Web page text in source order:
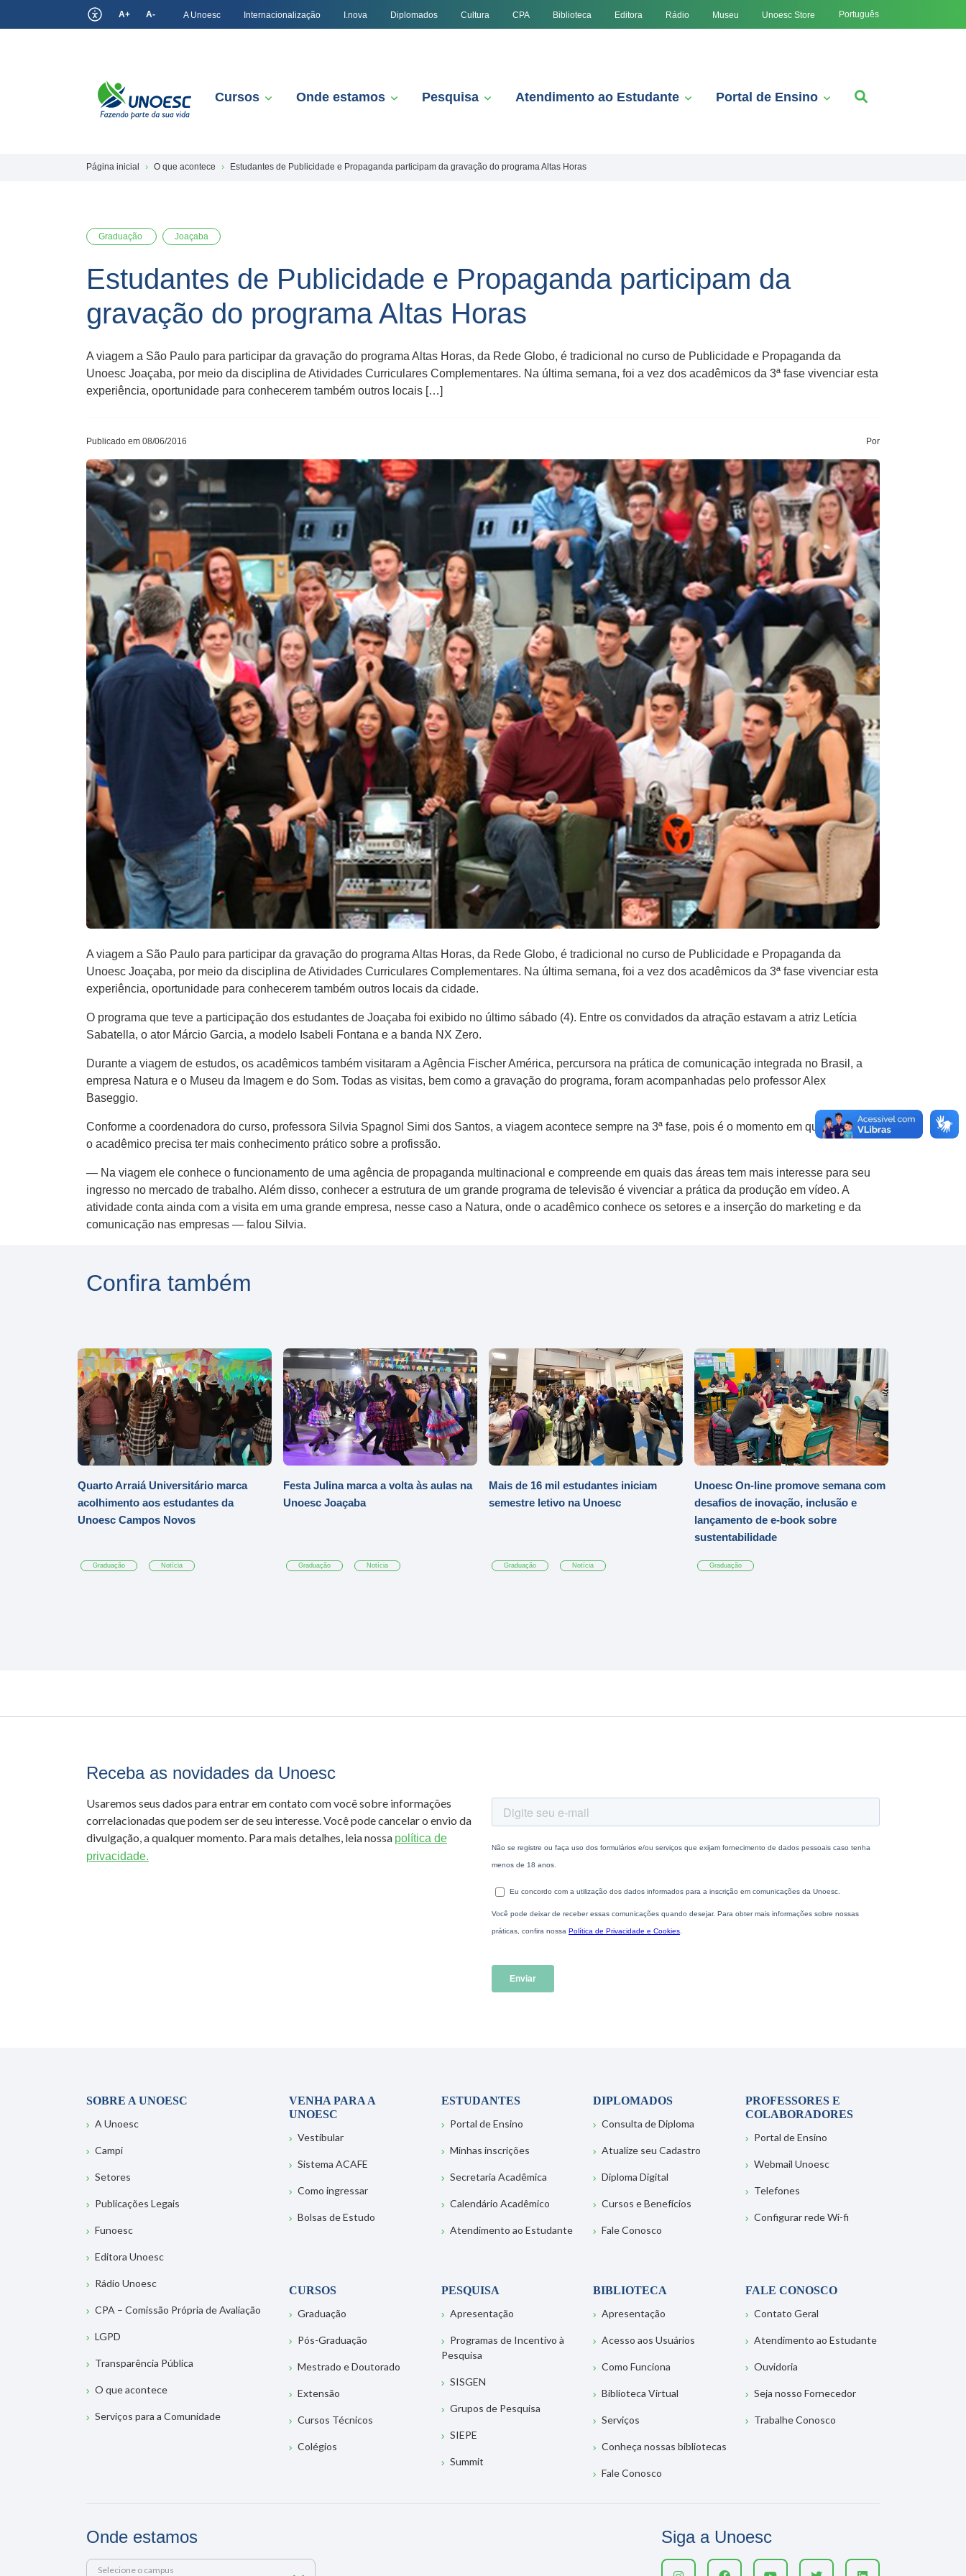
A+ A- A Unoesc Internacionalização I.nova Diplomados Cultura CPA Biblioteca Editora Rádio Museu Unoesc Store Português
Cursos Onde estamos Pesquisa Atendimento ao Estudante Portal de Ensino
Página inicial O que acontece Estudantes de Publicidade e Propaganda participam da gravação do programa Altas Horas
Graduação Joaçaba
Estudantes de Publicidade e Propaganda participam da
gravação do programa Altas Horas
A viagem a São Paulo para participar da gravação do programa Altas Horas, da Rede Globo, é tradicional no curso de Publicidade e Propaganda da
Unoesc Joaçaba, por meio da disciplina de Atividades Curriculares Complementares. Na última semana, foi a vez dos acadêmicos da 3ª fase vivenciar esta
experiência, oportunidade para conhecerem também outros locais […]
Publicado em 08/06/2016 Por
A viagem a São Paulo para participar da gravação do programa Altas Horas, da Rede Globo, é tradicional no curso de Publicidade e Propaganda da
Unoesc Joaçaba, por meio da disciplina de Atividades Curriculares Complementares. Na última semana, foi a vez dos acadêmicos da 3ª fase vivenciar esta
experiência, oportunidade para conhecerem também outros locais da cidade.
O programa que teve a participação dos estudantes de Joaçaba foi exibido no último sábado (4). Entre os convidados da atração estavam a atriz Letícia
Sabatella, o ator Márcio Garcia, a modelo Isabeli Fontana e a banda NX Zero.
Durante a viagem de estudos, os acadêmicos também visitaram a Agência Fischer América, percursora na prática de comunicação integrada no Brasil, a
empresa Natura e o Museu da Imagem e do Som. Todas as visitas, bem como a gravação do programa, foram acompanhadas pelo professor Alex
Baseggio.
Conforme a coordenadora do curso, professora Silvia Spagnol Simi dos Santos, a viagem acontece sempre na 3ª fase, pois é o momento em que
o acadêmico precisa ter mais conhecimento prático sobre a profissão.
— Na viagem ele conhece o funcionamento de uma agência de propaganda multinacional e compreende em quais das áreas tem mais interesse para seu
ingresso no mercado de trabalho. Além disso, conhecer a estrutura de um grande programa de televisão é vivenciar a prática da produção em vídeo. A
atividade conta ainda com a visita em uma grande empresa, nesse caso a Natura, onde o acadêmico conhece os setores e a inserção do marketing e da
comunicação nas empresas — falou Silvia.
Confira também
Quarto Arraiá Universitário marca
acolhimento aos estudantes da
Unoesc Campos Novos
Graduação Notícia
Festa Julina marca a volta às aulas na
Unoesc Joaçaba
Graduação Notícia
Mais de 16 mil estudantes iniciam
semestre letivo na Unoesc
Graduação Notícia
Unoesc On-line promove semana com
desafios de inovação, inclusão e
lançamento de e-book sobre
sustentabilidade
Graduação
Receba as novidades da Unoesc
Usaremos seus dados para entrar em contato com você sobre informações
correlacionadas que podem ser de seu interesse. Você pode cancelar o envio da
divulgação, a qualquer momento. Para mais detalhes, leia nossa política de
privacidade.
SOBRE A UNOESC
A Unoesc
Campi
Setores
Publicações Legais
Funoesc
Editora Unoesc
Rádio Unoesc
CPA – Comissão Própria de Avaliação
LGPD
Transparência Pública
O que acontece
Serviços para a Comunidade
VENHA PARA A
UNOESC
Vestibular
Sistema ACAFE
Como ingressar
Bolsas de Estudo
ESTUDANTES
Portal de Ensino
Minhas inscrições
Secretaria Acadêmica
Calendário Acadêmico
Atendimento ao Estudante
DIPLOMADOS
Consulta de Diploma
Atualize seu Cadastro
Diploma Digital
Cursos e Benefícios
Fale Conosco
PROFESSORES E
COLABORADORES
Portal de Ensino
Webmail Unoesc
Telefones
Configurar rede Wi-fi
CURSOS
Graduação
Pós-Graduação
Mestrado e Doutorado
Extensão
Cursos Técnicos
Colégios
PESQUISA
Apresentação
Programas de Incentivo à
Pesquisa
SISGEN
Grupos de Pesquisa
SIEPE
Summit
BIBLIOTECA
Apresentação
Acesso aos Usuários
Como Funciona
Biblioteca Virtual
Serviços
Conheça nossas bibliotecas
Fale Conosco
FALE CONOSCO
Contato Geral
Atendimento ao Estudante
Ouvidoria
Seja nosso Fornecedor
Trabalhe Conosco
Onde estamos
Selecione o campus
Siga a Unoesc